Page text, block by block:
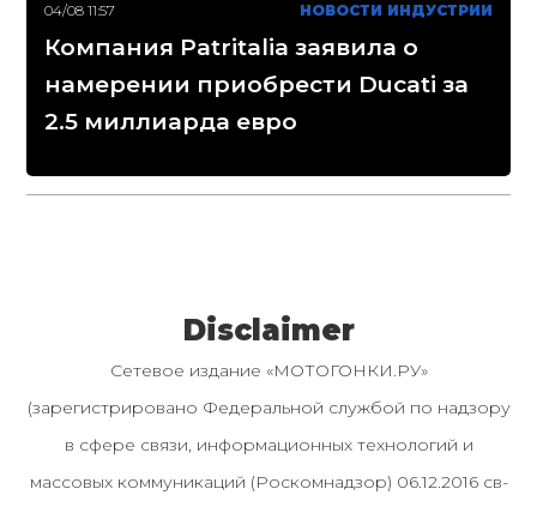
04/08 11:57 НОВОСТИ ИНДУСТРИИ
Компания Patritalia заявила о
намерении приобрести Ducati за
2.5 миллиарда евро
Disclaimer
Сетевое издание «МОТОГОНКИ.РУ»
(зарегистрировано Федеральной службой по надзору
в сфере связи, информационных технологий и
массовых коммуникаций (Роскомнадзор) 06.12.2016 св-